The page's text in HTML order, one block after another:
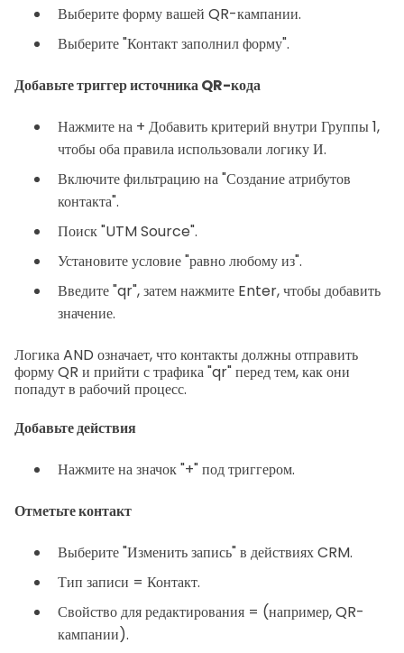
Выберите форму вашей QR-кампании.
Выберите "Контакт заполнил форму".
Добавьте триггер источника QR-кода
Нажмите на + Добавить критерий внутри Группы 1,
чтобы оба правила использовали логику И.
Включите фильтрацию на "Создание атрибутов
контакта".
Поиск "UTM Source".
Установите условие "равно любому из".
Введите "qr", затем нажмите Enter, чтобы добавить
значение.
Логика AND означает, что контакты должны отправить
форму QR и прийти с трафика "qr" перед тем, как они
попадут в рабочий процесс.
Добавьте действия
Нажмите на значок "+" под триггером.
Отметьте контакт
Выберите "Изменить запись" в действиях CRM.
Тип записи = Контакт.
Свойство для редактирования = (например, QR-
кампании).